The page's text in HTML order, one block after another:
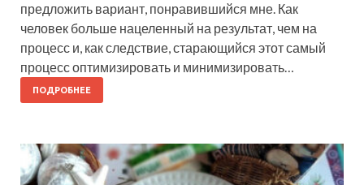
предложить вариант, понравившийся мне. Как
человек больше нацеленный на результат, чем на
процесс и, как следствие, старающийся этот самый
процесс оптимизировать и минимизировать…
ПОДРОБНЕЕ